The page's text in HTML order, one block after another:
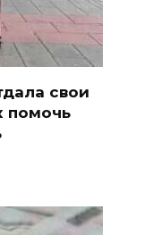
свои
помочь